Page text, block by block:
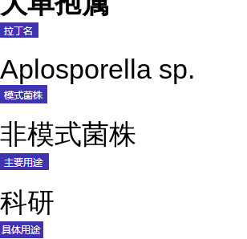
Aplosporella sp.
非模式菌株
科研